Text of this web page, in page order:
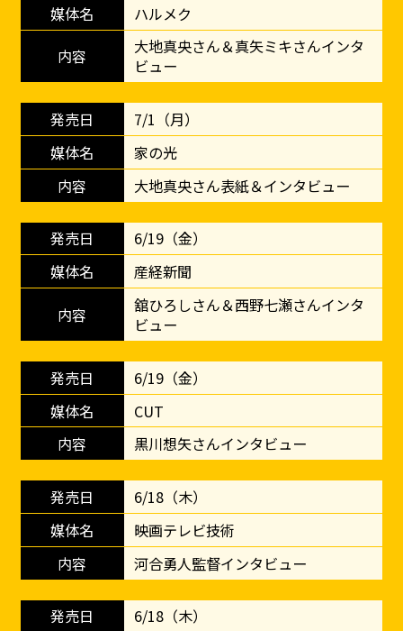
ハルメク
大地真央さん＆真矢ミキさんインタ
ビュー
7/1（月）
家の光
大地真央さん表紙＆インタビュー
6/19（金）
産経新聞
舘ひろしさん＆西野七瀬さんインタ
ビュー
6/19（金）
CUT
黒川想矢さんインタビュー
6/18（木）
映画テレビ技術
河合勇人監督インタビュー
6/18（木）